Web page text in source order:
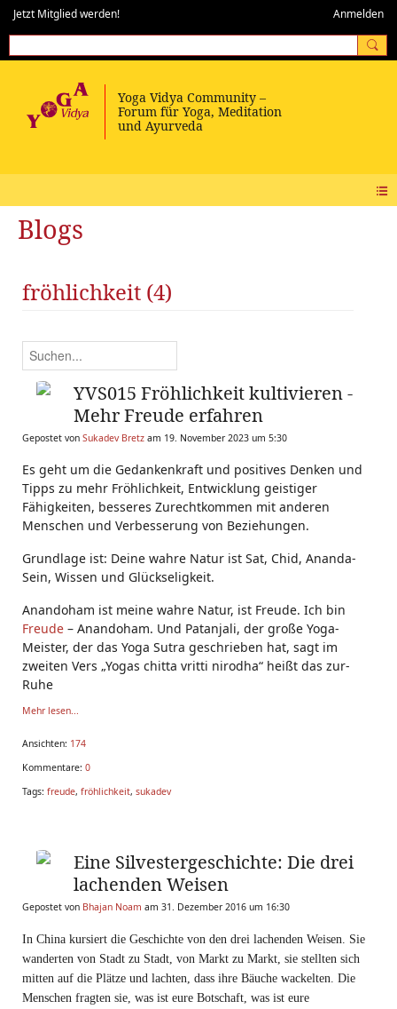
Jetzt Mitglied werden! Anmelden
Blogs
fröhlichkeit (4)
YVS015 Fröhlichkeit kultivieren -
Mehr Freude erfahren
Gepostet von Sukadev Bretz am 19. November 2023 um 5:30
Es geht um die Gedankenkraft und positives Denken und
Tipps zu mehr Fröhlichkeit, Entwicklung geistiger
Fähigkeiten, besseres Zurechtkommen mit anderen
Menschen und Verbesserung von Beziehungen.
Grundlage ist: Deine wahre Natur ist Sat, Chid, Ananda-
Sein, Wissen und Glückseligkeit.
Anandoham ist meine wahre Natur, ist Freude. Ich bin
Freude – Anandoham. Und Patanjali, der große Yoga-
Meister, der das Yoga Sutra geschrieben hat, sagt im
zweiten Vers „Yogas chitta vritti nirodha“ heißt das zur-
Ruhe
Mehr lesen...
Ansichten: 174
Kommentare: 0
Tags: freude, fröhlichkeit, sukadev
Eine Silvestergeschichte: Die drei
lachenden Weisen
Gepostet von Bhajan Noam am 31. Dezember 2016 um 16:30
In China kursiert die Geschichte von den drei lachenden Weisen. Sie
wanderten von Stadt zu Stadt, von Markt zu Markt, sie stellten sich
mitten auf die Plätze und lachten, dass ihre Bäuche wackelten. Die
Menschen fragten sie, was ist eure Botschaft, was ist eure